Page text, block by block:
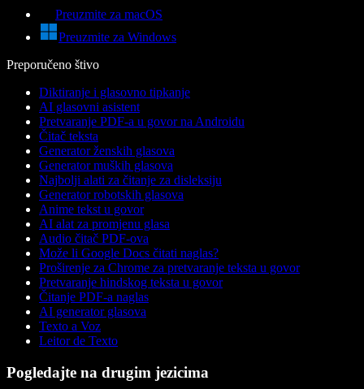
Preuzmite za macOS
Preuzmite za Windows
Preporučeno štivo
Diktiranje i glasovno tipkanje
AI glasovni asistent
Pretvaranje PDF-a u govor na Androidu
Čitač teksta
Generator ženskih glasova
Generator muških glasova
Najbolji alati za čitanje za disleksiju
Generator robotskih glasova
Anime tekst u govor
AI alat za promjenu glasa
Audio čitač PDF-ova
Može li Google Docs čitati naglas?
Proširenje za Chrome za pretvaranje teksta u govor
Pretvaranje hindskog teksta u govor
Čitanje PDF-a naglas
AI generator glasova
Texto a Voz
Leitor de Texto
Pogledajte na drugim jezicima